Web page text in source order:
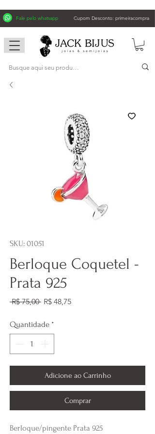
Fale pelo whatsapp Cupom Desconto: primeiracompra
SKU: 01051
Berloque Coquetel -
Prata 925
R$ 75,00 Preço
R$ 48,75Preço
Quantidade *
Adicione ao Carrinho
Comprar
Berloque/pingente Prata 925